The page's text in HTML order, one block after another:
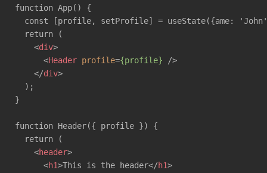
function App() {
const [profile, setProfile] = useState({ame:
  return (
<div>
<Header profile={profile} />
</div>
  );
}
function Header({ profile }) {
  return (
<header>
<h1>This is the header</h1>